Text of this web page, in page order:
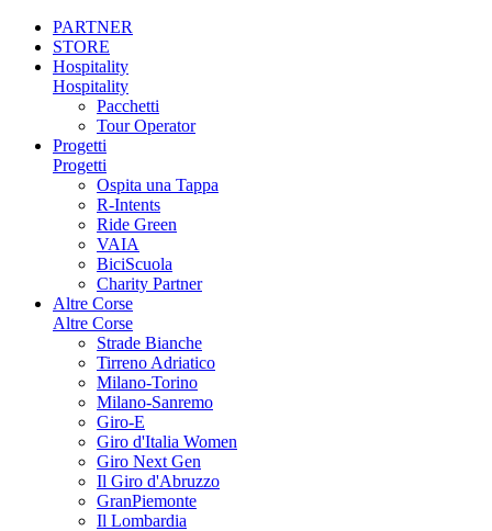
PARTNER
STORE
Hospitality
Hospitality
Pacchetti
Tour Operator
Progetti
Progetti
Ospita una Tappa
R-Intents
Ride Green
VAIA
BiciScuola
Charity Partner
Altre Corse
Altre Corse
Strade Bianche
Tirreno Adriatico
Milano-Torino
Milano-Sanremo
Giro-E
Giro d'Italia Women
Giro Next Gen
Il Giro d'Abruzzo
GranPiemonte
Il Lombardia